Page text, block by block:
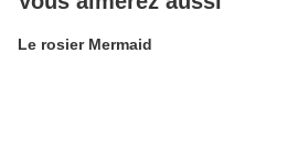
Le rosier Mermaid